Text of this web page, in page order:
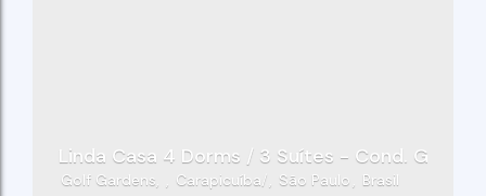
Linda Casa 4 Dorms / 3
Golf Gardens Carapicuíba São Paulo
Brasil